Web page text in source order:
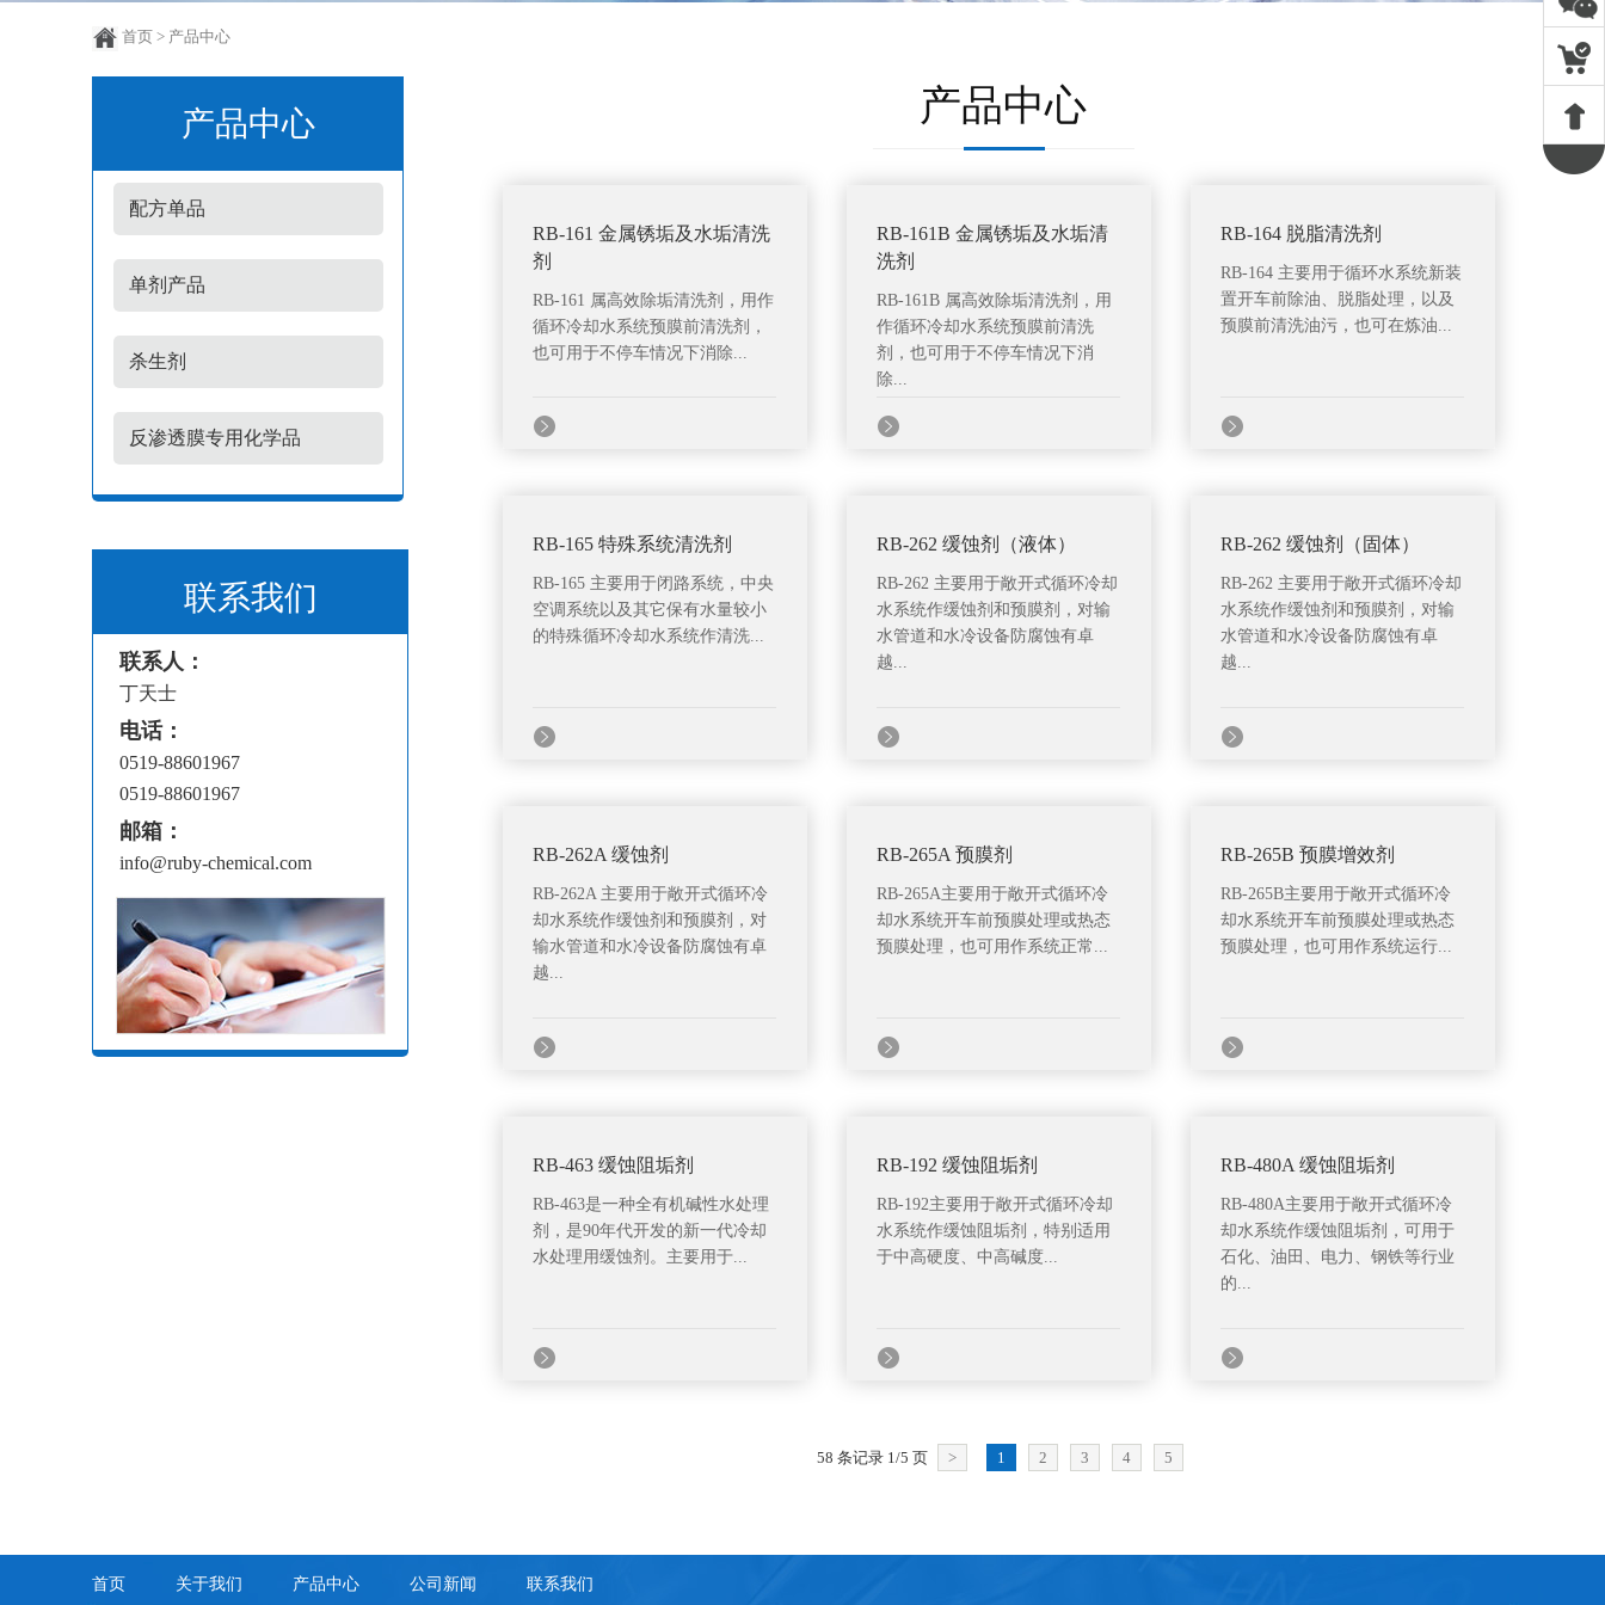
首页 > 产品中心
产品中心
配方单品
单剂产品
杀生剂
反渗透膜专用化学品
联系我们
联系人：
丁天士
电话：
0519-88601967
0519-88601967
邮箱：
info@ruby-chemical.com
产品中心
RB-161 金属锈垢及水垢清洗
剂
RB-161 属高效除垢清洗剂，用作
循环冷却水系统预膜前清洗剂，
也可用于不停车情况下消除...
RB-161B 金属锈垢及水垢清
洗剂
RB-161B 属高效除垢清洗剂，用
作循环冷却水系统预膜前清洗
剂，也可用于不停车情况下消
除...
RB-164 脱脂清洗剂
RB-164 主要用于循环水系统新装
置开车前除油、脱脂处理，以及
预膜前清洗油污，也可在炼油...
RB-165 特殊系统清洗剂
RB-165 主要用于闭路系统，中央
空调系统以及其它保有水量较小
的特殊循环冷却水系统作清洗...
RB-262 缓蚀剂（液体）
RB-262 主要用于敞开式循环冷却
水系统作缓蚀剂和预膜剂，对输
水管道和水冷设备防腐蚀有卓
越...
RB-262 缓蚀剂（固体）
RB-262 主要用于敞开式循环冷却
水系统作缓蚀剂和预膜剂，对输
水管道和水冷设备防腐蚀有卓
越...
RB-262A 缓蚀剂
RB-262A 主要用于敞开式循环冷
却水系统作缓蚀剂和预膜剂，对
输水管道和水冷设备防腐蚀有卓
越...
RB-265A 预膜剂
RB-265A主要用于敞开式循环冷
却水系统开车前预膜处理或热态
预膜处理，也可用作系统正常...
RB-265B 预膜增效剂
RB-265B主要用于敞开式循环冷
却水系统开车前预膜处理或热态
预膜处理，也可用作系统运行...
RB-463 缓蚀阻垢剂
RB-463是一种全有机碱性水处理
剂，是90年代开发的新一代冷却
水处理用缓蚀剂。主要用于...
RB-192 缓蚀阻垢剂
RB-192主要用于敞开式循环冷却
水系统作缓蚀阻垢剂，特别适用
于中高硬度、中高碱度...
RB-480A 缓蚀阻垢剂
RB-480A主要用于敞开式循环冷
却水系统作缓蚀阻垢剂，可用于
石化、油田、电力、钢铁等行业
的...
58 条记录 1/5 页 > 1 2 3 4 5
首页 关于我们 产品中心 公司新闻 联系我们